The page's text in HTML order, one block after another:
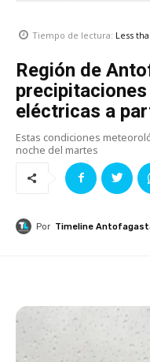
Tiempo de lectura: Less
Región de
eléctricas a
Estas condiciones
noche del martes
Por Timeline